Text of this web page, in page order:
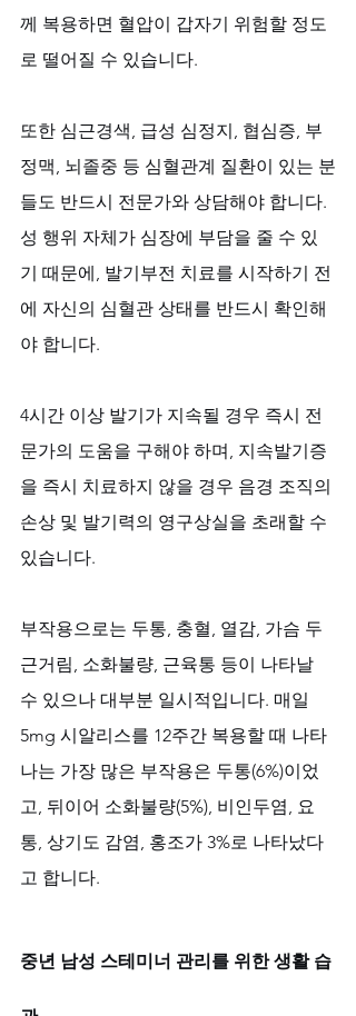
께 복용하면 혈압이 갑자기 위험할 정도
로 떨어질 수 있습니다.
또한 심근경색, 급성 심정지, 협심증, 부
정맥, 뇌졸중 등 심혈관계 질환이 있는 분
들도 반드시 전문가와 상담해야 합니다.
성 행위 자체가 심장에 부담을 줄 수 있
기 때문에, 발기부전 치료를 시작하기 전
에 자신의 심혈관 상태를 반드시 확인해
야 합니다.
4시간 이상 발기가 지속될 경우 즉시 전
문가의 도움을 구해야 하며, 지속발기증
을 즉시 치료하지 않을 경우 음경 조직의
손상 및 발기력의 영구상실을 초래할 수
있습니다.
부작용으로는 두통, 충혈, 열감, 가슴 두
근거림, 소화불량, 근육통 등이 나타날
수 있으나 대부분 일시적입니다. 매일
5mg 시알리스를 12주간 복용할 때 나타
나는 가장 많은 부작용은 두통(6%)이었
고, 뒤이어 소화불량(5%), 비인두염, 요
통, 상기도 감염, 홍조가 3%로 나타났다
고 합니다.
중년 남성 스테미너 관리를 위한 생활 습